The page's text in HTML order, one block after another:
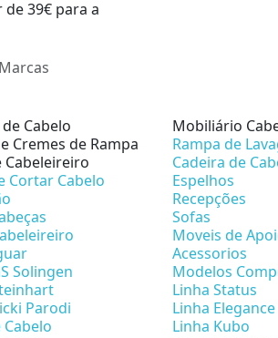
39€ para a
Cabelo
Cremes de Rampa
Cortar Cabelo
Solingen
Parodi
Mobiliário
Rampa de
Cadeira de
Espelhos
Recepções
Sofas
Moveis de
Acessorios
Modelos
Linha Status
Linha Elegance
Linha Kubo